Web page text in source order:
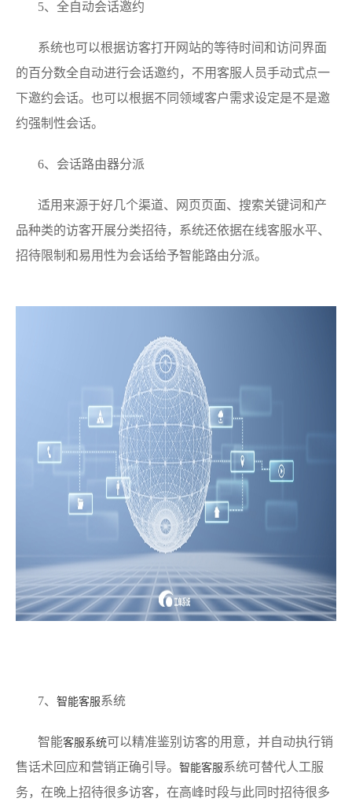
5、全自动会话邀约
系统也可以根据访客打开网站的等待时间和访问界面
的百分数全自动进行会话邀约，不用客服人员手动式点一
下邀约会话。也可以根据不同领域客户需求设定是不是邀
约强制性会话。
6、会话路由器分派
适用来源于好几个渠道、网页页面、搜索关键词和产
品种类的访客开展分类招待，系统还依据在线客服水平、
招待限制和易用性为会话给予智能路由分派。
7、 智能客服系统
智能客服系统可以精准鉴别访客的用意，并自动执行销
售话术回应和营销正确引导。 智能客服系统可替代人工服
务，在晚上招待很多访客，在高峰时段与此同时招待很多